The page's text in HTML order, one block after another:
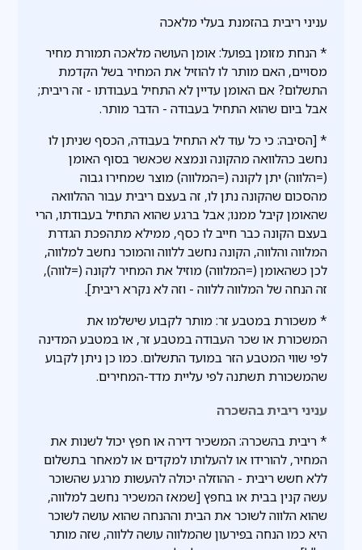
עניני ריבית בהזמנת בעלי מלאכה
* הנחת מזומן בפועל: אומן העושה מלאכה תמורת מחיר
מסויים, האם מותר לו להוזיל את המחיר בשל הקדמת
התשלום? אם האומן עדיין לא התחיל בעבודתו - זה ריבית;
אבל ביום שהוא התחיל בעבודה - הדבר מותר.
* [הסיבה: כי כל עוד לא התחיל בעבודה, הכסף שניתן לו
נחשב כהלוואה מהקונה ונמצא שכאשר בסוף האומן
(=הלווה) יתן לקונה (=המלווה) מוצר שמחירו גבוה
מהסכום שהקונה נתן לו, זה בעצם ריבית עבור ההלוואה
שהאומן קיבל ממנו; אבל ברגע שהוא התחיל בעבודתו, הרי
בעצם הקונה כבר חייב לו כסף, ממילא מתהפכת הגדרת
המלווה והלווה, הקונה נחשב ללווה והמוכר נחשב למלווה,
לכן כשהאומן (=המלווה) מוזיל את המחיר לקונה (=לווה),
זה הנחה של המלווה ללווה - וזה לא נקרא ריבית].
* משכורת במטבע זר: מותר לקבוע שישלמו את
המשכורת או שכר העבודה במטבע זר, או במטבע המדינה
לפי שווי המטבע הזר במועד התשלום. כמו כן ניתן לקבוע
שהמשכורת תשתנה לפי עליית מדד-המחירים.
עניני ריבית בהשכרה
* ריבית בהשכרה: המשכיר דירה או חפץ יכול לשנות את
המחיר, להורידו או להעלותו למקדים או למאחר בתשלום
ללא חשש ריבית - ההוזלה יכולה להעשות מרגע שהשוכר
עשה קנין בבית או בחפץ [שמאז המשכיר נחשב למלווה,
שהוא הלווה לשוכר את הבית וההנחה שהוא עושה לשוכר
היא כמו הנחה בפירעון שהמלווה עושה ללווה, שזה מותר